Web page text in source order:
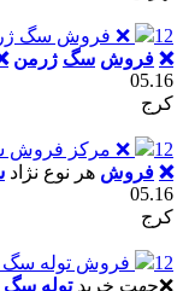
12
❌ فروش سگ
❌ فروش سگ ژرمن
05.16
کرج
12
❌ مرکز فروش
❌ فروش هر نوع نژاد
05.16
کرج
12
فروش توله سگ
❌جهت خريدتوله سگ